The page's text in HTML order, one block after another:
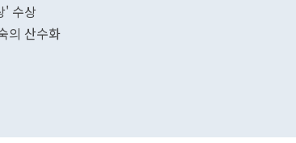
' 수상
의 산수화